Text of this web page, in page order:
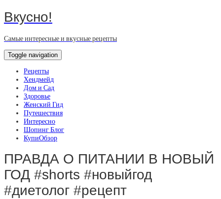
Вкусно!
Самые интересные и вкусные рецепты
Toggle navigation
Рецепты
Хендмейд
Дом и Сад
Здоровье
Женский Гид
Путешествия
Интересно
Шопинг Блог
КупиОбзор
ПРАВДА О ПИТАНИИ В НОВЫЙ
ГОД #shorts #новыйгод
#диетолог #рецепт